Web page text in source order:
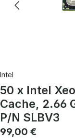
Intel
50 x Intel
Cache, 2.66
P/N SLBV3
Regulärer Preis:
99,00 €